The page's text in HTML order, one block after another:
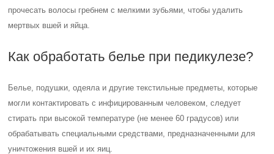
прочесать волосы гребнем с мелкими зубьями, чтобы удалить
мертвых вшей и яйца.
Как обработать белье при педикулезе?
Белье, подушки, одеяла и другие текстильные предметы, которые
могли контактировать с инфицированным человеком, следует
стирать при высокой температуре (не менее 60 градусов) или
обрабатывать специальными средствами, предназначенными для
уничтожения вшей и их яиц.